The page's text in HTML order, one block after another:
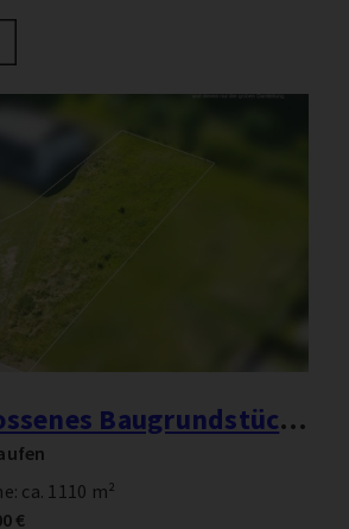
Voll erschlossenes Baugrundstück in Nagold-Pfrondorf
ca. 1110 m²
€